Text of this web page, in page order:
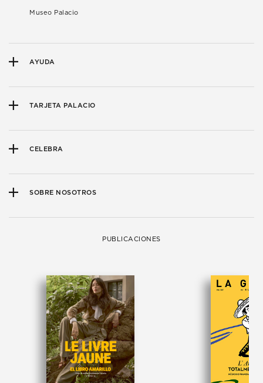
Museo Palacio
AYUDA
TARJETA PALACIO
CELEBRA
SOBRE NOSOTROS
PUBLICACIONES